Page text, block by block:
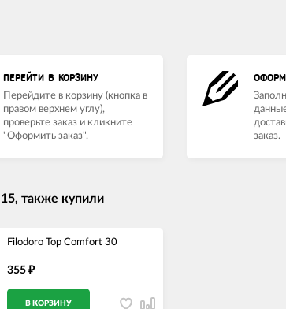
ПЕРЕЙТИ В КОРЗИНУ
Перейдите в корзину (кнопка в
правом верхнем углу),
проверьте заказ и кликните
"Оформить заказ".
заказ.
также купили
Filodoro Top Comfort 30
355 ₽
В КОРЗИНУ